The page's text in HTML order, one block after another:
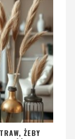
ŻEBY